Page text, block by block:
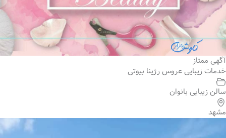
آگهی ممتاز
خدمات زیبایی عروس رژینا بیوتی
سالن زیبایی بانوان
مشهد